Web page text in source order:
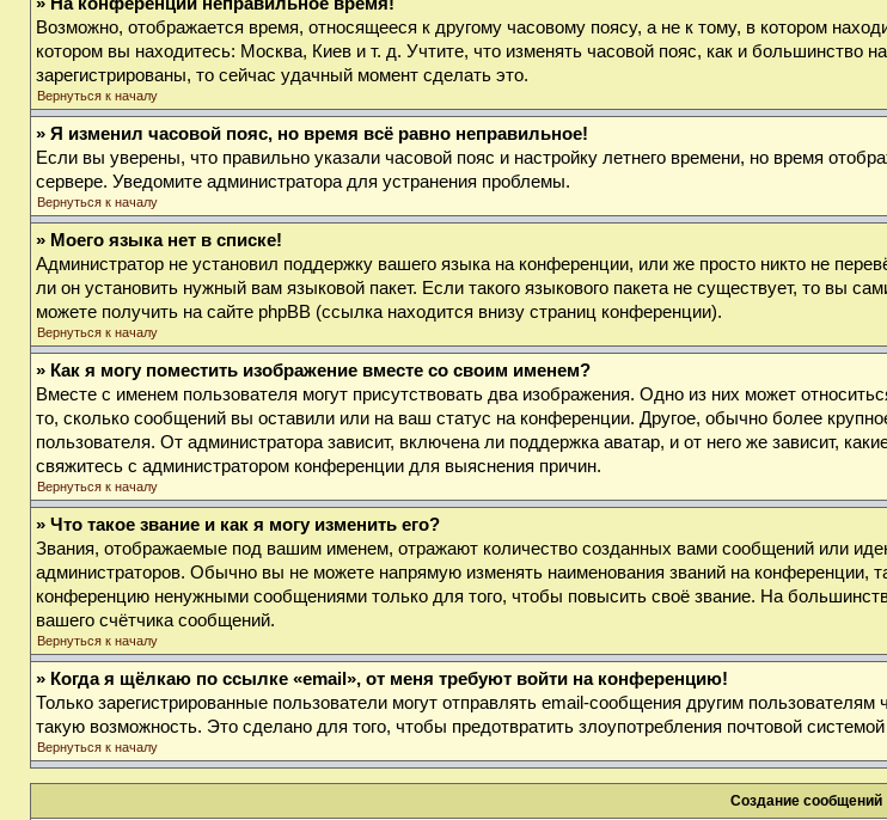
Возможно, отображается время, относящееся к другому часовому поясу, а не к тому, в котором
котором вы находитесь: Москва, Киев и т. д. Учтите, что изменять часовой пояс, как и большинство
зарегистрированы, то сейчас удачный момент сделать это.
Вернуться к началу
» Я изменил часовой пояс, но время всё равно неправильное!
Если вы уверены, что правильно указали часовой пояс и настройку летнего времени, но время
сервере. Уведомите администратора для устранения проблемы.
Вернуться к началу
» Моего языка нет в списке!
Администратор не установил поддержку вашего языка на конференции, или же просто никто не
ли он установить нужный вам языковой пакет. Если такого языкового пакета не существует, то вы
можете получить на сайте phpBB (ссылка находится внизу страниц конференции).
Вернуться к началу
» Как я могу поместить изображение вместе со своим именем?
Вместе с именем пользователя могут присутствовать два изображения. Одно из них может
то, сколько сообщений вы оставили или на ваш статус на конференции. Другое, обычно более
пользователя. От администратора зависит, включена ли поддержка аватар, и от него же зависит,
свяжитесь с администратором конференции для выяснения причин.
Вернуться к началу
» Что такое звание и как я могу изменить его?
Звания, отображаемые под вашим именем, отражают количество созданных вами сообщений или
администраторов. Обычно вы не можете напрямую изменять наименования званий на конференции,
конференцию ненужными сообщениями только для того, чтобы повысить своё звание. На
вашего счётчика сообщений.
Вернуться к началу
» Когда я щёлкаю по ссылке «email», от меня требуют войти на конференцию!
Только зарегистрированные пользователи могут отправлять email-сообщения другим
такую возможность. Это сделано для того, чтобы предотвратить злоупотребления почтовой
Вернуться к началу
Создание сообщений